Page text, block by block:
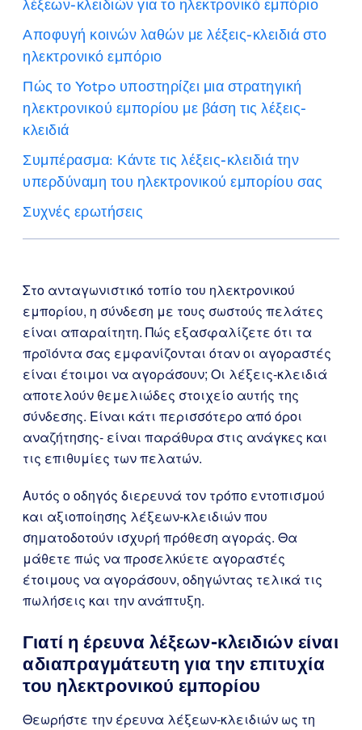
λέξεων-κλειδιών για το ηλεκτρονικό εμπόριο
Αποφυγή κοινών λαθών με λέξεις-κλειδιά στο
ηλεκτρονικό εμπόριο
Πώς το Yotpo υποστηρίζει μια στρατηγική
ηλεκτρονικού εμπορίου με βάση τις λέξεις-
κλειδιά
Συμπέρασμα: Κάντε τις λέξεις-κλειδιά την
υπερδύναμη του ηλεκτρονικού εμπορίου σας
Συχνές ερωτήσεις
Στο ανταγωνιστικό τοπίο του ηλεκτρονικού
εμπορίου, η σύνδεση με τους σωστούς πελάτες
είναι απαραίτητη. Πώς εξασφαλίζετε ότι τα
προϊόντα σας εμφανίζονται όταν οι αγοραστές
είναι έτοιμοι να αγοράσουν; Οι λέξεις-κλειδιά
αποτελούν θεμελιώδες στοιχείο αυτής της
σύνδεσης. Είναι κάτι περισσότερο από όροι
αναζήτησης- είναι παράθυρα στις ανάγκες και
τις επιθυμίες των πελατών.
Αυτός ο οδηγός διερευνά τον τρόπο εντοπισμού
και αξιοποίησης λέξεων-κλειδιών που
σηματοδοτούν ισχυρή πρόθεση αγοράς. Θα
μάθετε πώς να προσελκύετε αγοραστές
έτοιμους να αγοράσουν, οδηγώντας τελικά τις
πωλήσεις και την ανάπτυξη.
Γιατί η έρευνα λέξεων-κλειδιών είναι
αδιαπραγμάτευτη για την επιτυχία
του ηλεκτρονικού εμπορίου
Θεωρήστε την έρευνα λέξεων-κλειδιών ως τη